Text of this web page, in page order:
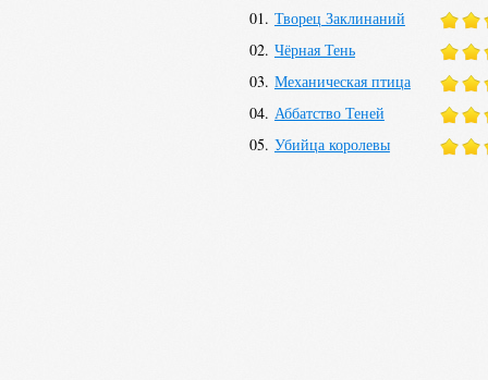
Сайт автора (англ.)
01. Творец Заклинаний
02. Чёрная Тень
03. Механическая птица
04. Аббатство Теней
05. Убийца королевы